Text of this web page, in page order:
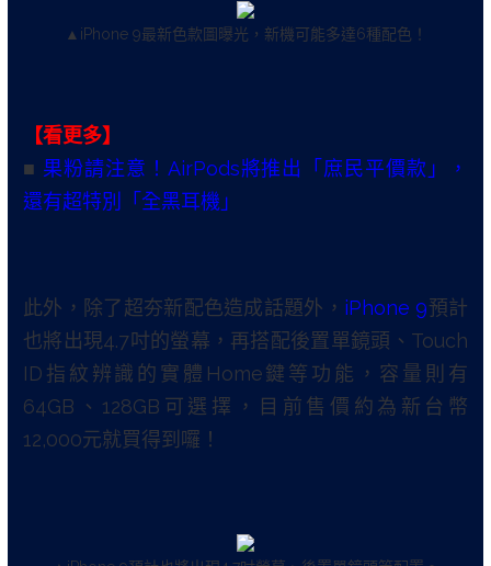
▲iPhone 9最新色款圖曝光，新機可能多達6種配色！
【看更多】
■ 果粉請注意！AirPods將推出「庶民平價款」，
還有超特別「全黑耳機」
此外，除了超夯新配色造成話題外， iPhone 9預計
也將出現4.7吋的螢幕，再搭配後置單鏡頭、Touch
ID指紋辨識的實體Home鍵等功能，容量則有
64GB、128GB可選擇，目前售價約為新台幣
12,000元就買得到囉！